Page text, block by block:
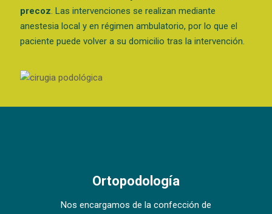
precoz. Las intervenciones se realizan mediante
anestesia local y en régimen ambulatorio, por lo que el
paciente puede volver a su domicilio tras la intervención.
Ortopodología
Nos encargamos de la confección de